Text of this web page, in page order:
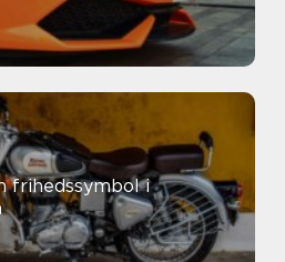
frihedssymbol i